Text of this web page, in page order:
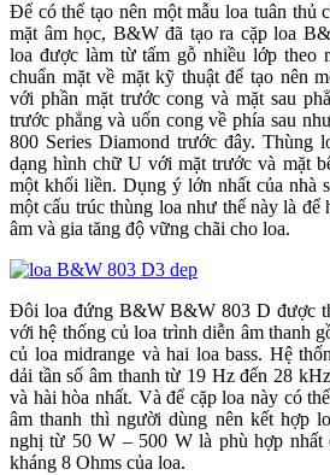
Để có thể tạo nên một mẫu loa tuân thủ
mặt âm học, B&W đã tạo ra cặp loa
loa được làm từ tấm gỗ nhiều lớp theo
chuẩn mặt về mặt kỹ thuật để tạo nên
với phần mặt trước cong và mặt sau
trước phẳng và uốn cong về phía sau
800 Series Diamond trước đây. Thùng
dạng hình chữ U với mặt trước và mặt
một khối liền. Dụng ý lớn nhất của nhà
một cấu trúc thùng loa như thế này là để
âm và gia tăng độ vững chãi cho loa.
Đôi loa đứng B&W B&W 803 D được
với hệ thống củ loa trình diễn âm thanh
củ loa midrange và hai loa bass. Hệ
dải tần số âm thanh từ 19 Hz đến 28
và hài hòa nhất. Và để cặp loa này có
âm thanh thì người dùng nên kết hợp
nghị từ 50 W – 500 W là phù hợp nhất
kháng 8 Ohms của loa.